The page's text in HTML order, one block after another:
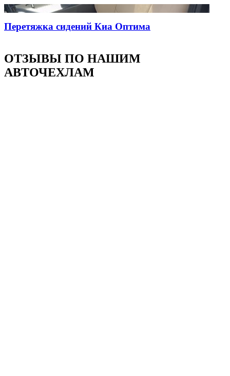
Перетяжка сидений Киа Оптима
ОТЗЫВЫ ПО НАШИМ
АВТОЧЕХЛАМ